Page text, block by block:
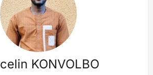
KONVOLBO